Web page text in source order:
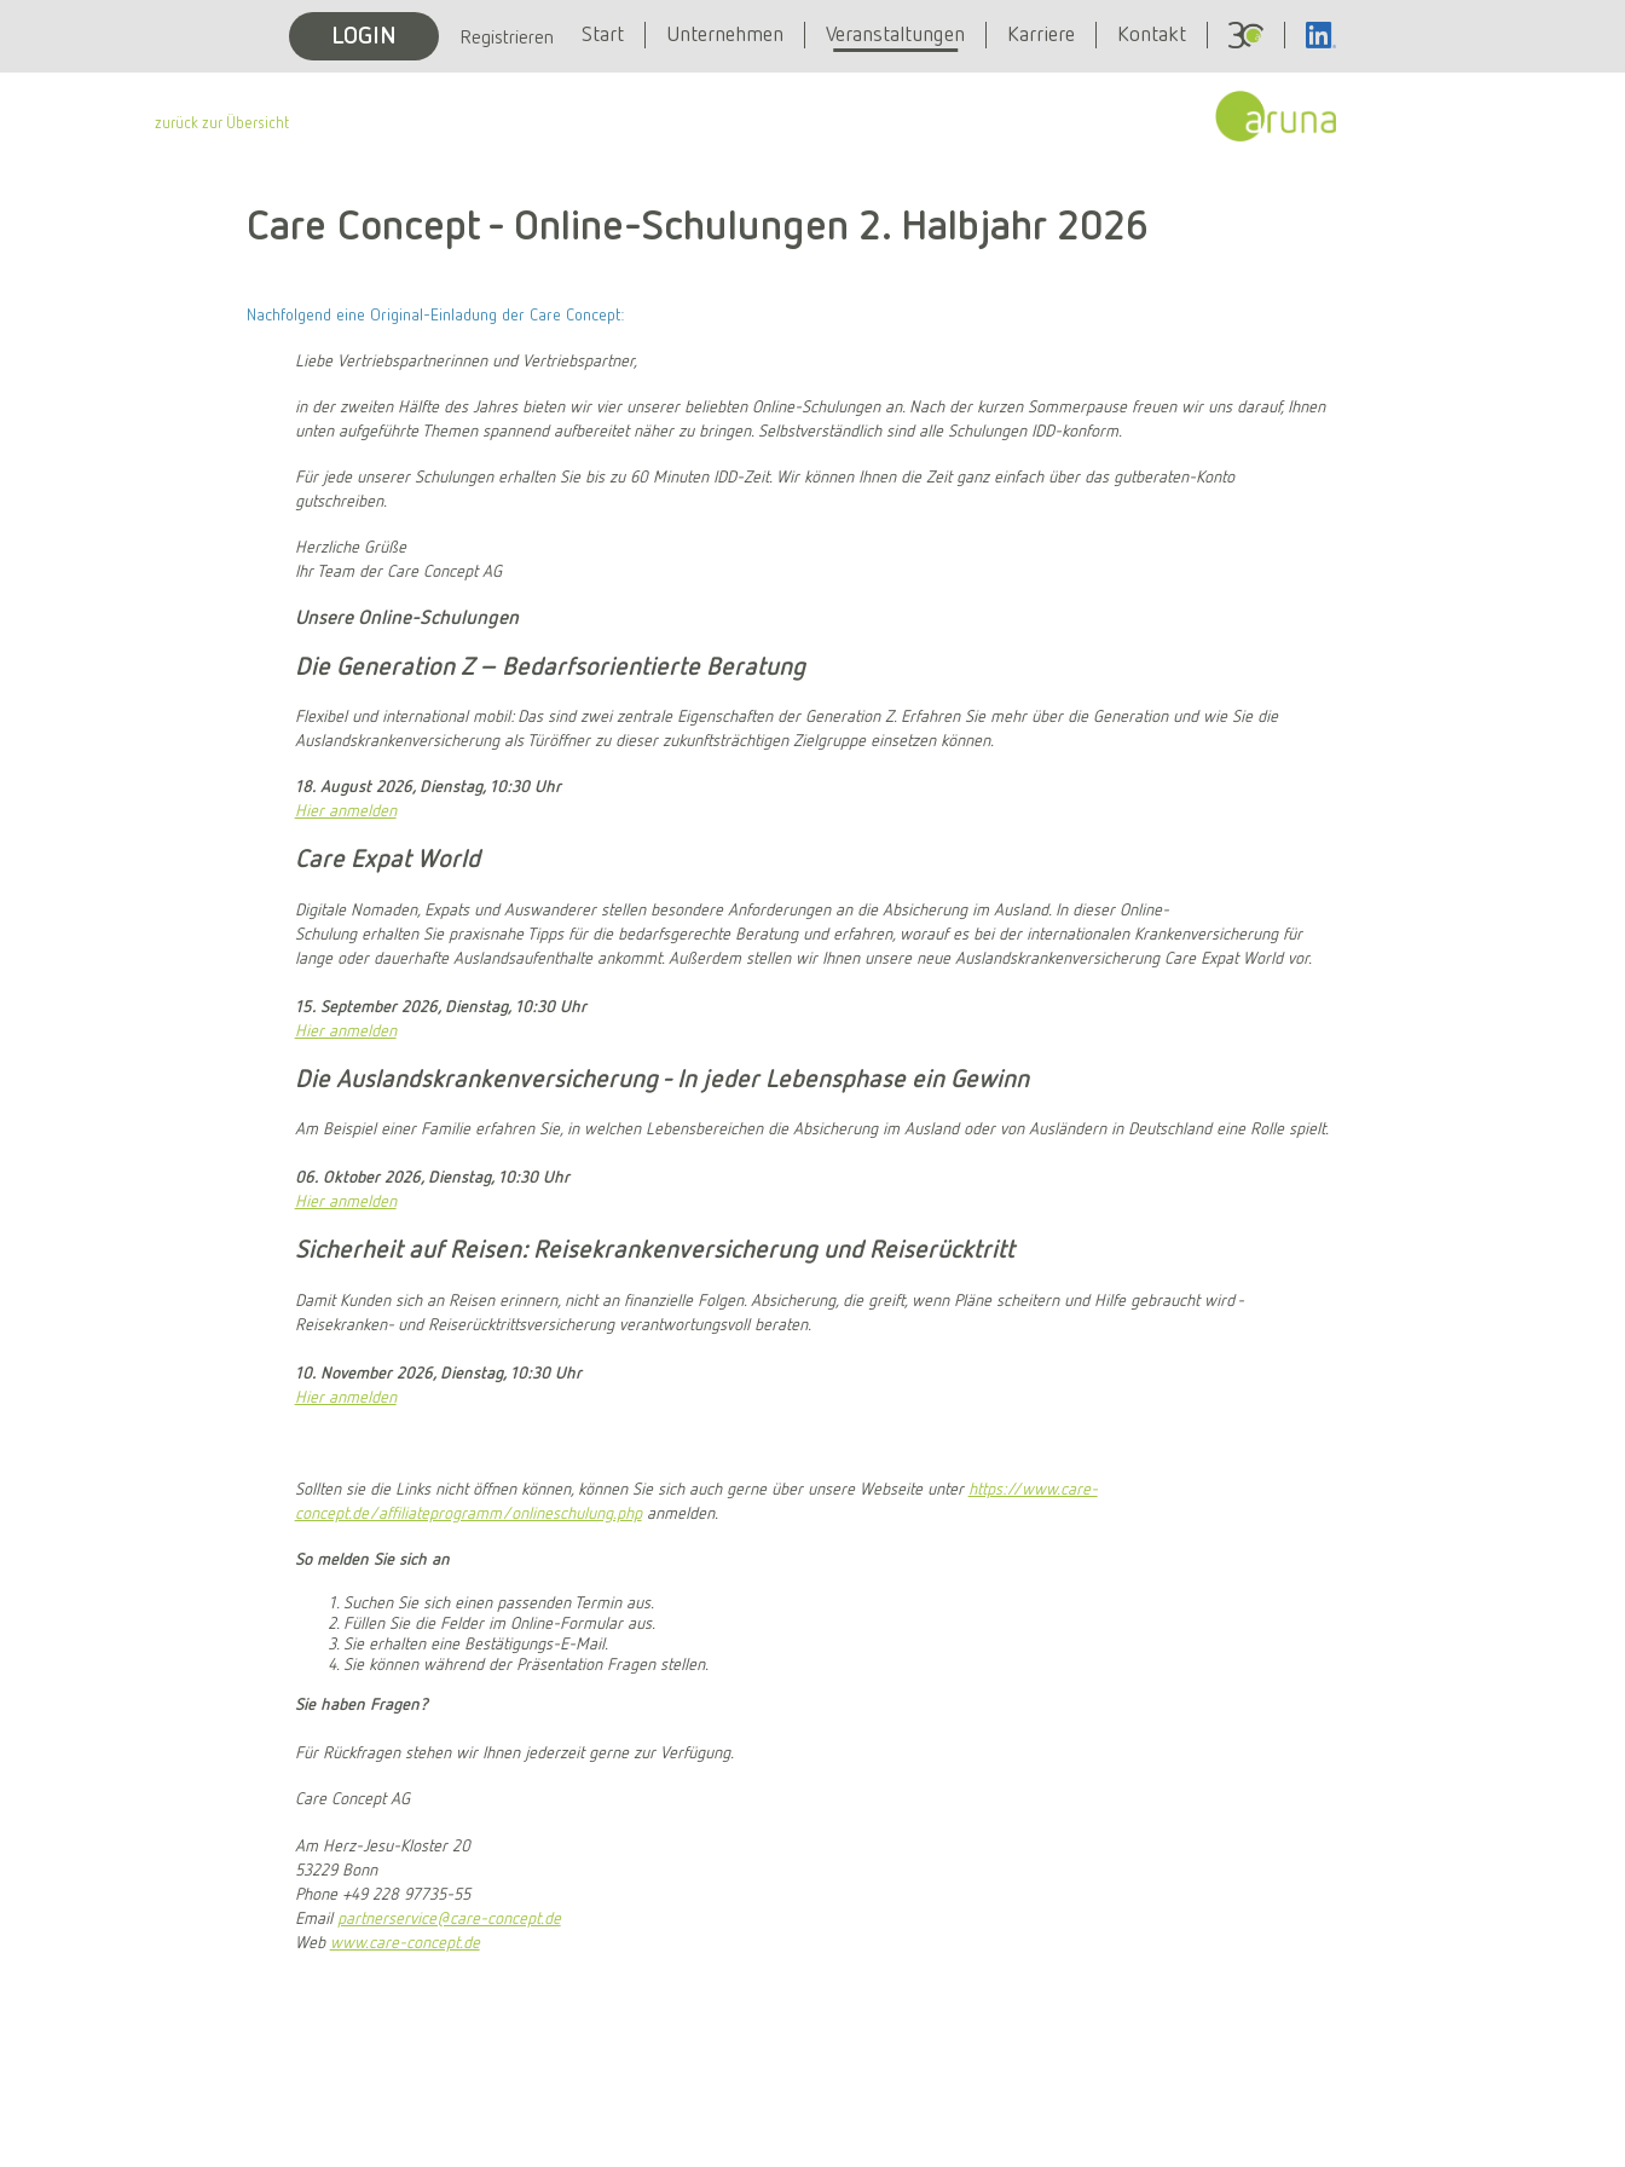
LOGIN Registrieren Start Unternehmen Veranstaltungen Karriere Kontakt
zurück zur Übersicht
Care Concept - Online-Schulungen 2. Halbjahr 2026
Nachfolgend eine Original-Einladung der Care Concept:
Liebe Vertriebspartnerinnen und Vertriebspartner,
in der zweiten Hälfte des Jahres bieten wir vier unserer beliebten Online-Schulungen an. Nach der kurzen Sommerpause freuen wir uns darauf, Ihnen
unten aufgeführte Themen spannend aufbereitet näher zu bringen. Selbstverständlich sind alle Schulungen IDD-konform.
Für jede unserer Schulungen erhalten Sie bis zu 60 Minuten IDD-Zeit. Wir können Ihnen die Zeit ganz einfach über das gutberaten-Konto
gutschreiben.
Herzliche Grüße
Ihr Team der Care Concept AG
Unsere Online-Schulungen
Die Generation Z – Bedarfsorientierte Beratung
Flexibel und international mobil: Das sind zwei zentrale Eigenschaften der Generation Z. Erfahren Sie mehr über die Generation und wie Sie die
Auslandskrankenversicherung als Türöffner zu dieser zukunftsträchtigen Zielgruppe einsetzen können.
18. August 2026, Dienstag, 10:30 Uhr
Hier anmelden
Care Expat World
Digitale Nomaden, Expats und Auswanderer stellen besondere Anforderungen an die Absicherung im Ausland. In dieser Online-
Schulung erhalten Sie praxisnahe Tipps für die bedarfsgerechte Beratung und erfahren, worauf es bei der internationalen Krankenversicherung für
lange oder dauerhafte Auslandsaufenthalte ankommt. Außerdem stellen wir Ihnen unsere neue Auslandskrankenversicherung Care Expat World vor.
15. September 2026, Dienstag, 10:30 Uhr
Hier anmelden
Die Auslandskrankenversicherung - In jeder Lebensphase ein Gewinn
Am Beispiel einer Familie erfahren Sie, in welchen Lebensbereichen die Absicherung im Ausland oder von Ausländern in Deutschland eine Rolle spielt.
06. Oktober 2026, Dienstag, 10:30 Uhr
Hier anmelden
Sicherheit auf Reisen: Reisekrankenversicherung und Reiserücktritt
Damit Kunden sich an Reisen erinnern, nicht an finanzielle Folgen. Absicherung, die greift, wenn Pläne scheitern und Hilfe gebraucht wird -
Reisekranken- und Reiserücktrittsversicherung verantwortungsvoll beraten.
10. November 2026, Dienstag, 10:30 Uhr
Hier anmelden
Sollten sie die Links nicht öffnen können, können Sie sich auch gerne über unsere Webseite unter https://www.care-
concept.de/affiliateprogramm/onlineschulung.phpanmelden.
So melden Sie sich an
Suchen Sie sich einen passenden Termin aus.
Füllen Sie die Felder im Online-Formular aus.
Sie erhalten eine Bestätigungs-E-Mail.
Sie können während der Präsentation Fragen stellen.
Sie haben Fragen?
Für Rückfragen stehen wir Ihnen jederzeit gerne zur Verfügung.
Care Concept AG
Am Herz-Jesu-Kloster 20
53229 Bonn
Phone +49 228 97735-55
Email partnerservice@care-concept.de
Web www.care-concept.de